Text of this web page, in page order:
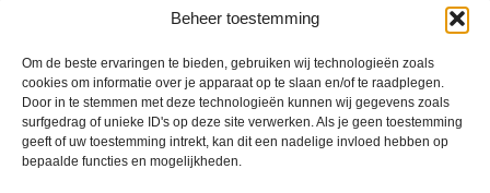
Beheer toestemming
Om de beste ervaringen te bieden, gebruiken wij technologieën zoals
cookies om informatie over je apparaat op te slaan en/of te raadplegen.
Door in te stemmen met deze technologieën kunnen wij gegevens zoals
surfgedrag of unieke ID's op deze site verwerken. Als je geen toestemming
geeft of uw toestemming intrekt, kan dit een nadelige invloed hebben op
bepaalde functies en mogelijkheden.
kom langs
Neem gerust contact met ons op of kom langs in onze
showroom in Slagharen. We denken graag met je mee en
helpen je verder met persoonlijk advies en inspiratie op
maat.